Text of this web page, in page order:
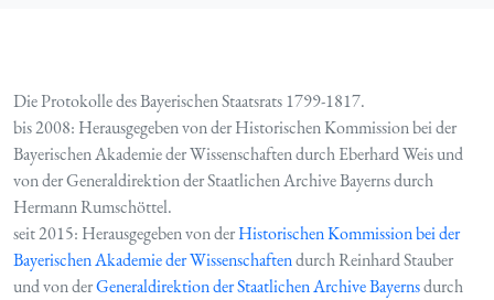
Die Protokolle des Bayerischen Staatsrats 1799-1817.
bis 2008: Herausgegeben von der Historischen Kommission bei der
Bayerischen Akademie der Wissenschaften durch Eberhard Weis und
von der Generaldirektion der Staatlichen Archive Bayerns durch
Hermann Rumschöttel.
seit 2015: Herausgegeben von derHistorischen Kommission bei der
Bayerischen Akademie der Wissenschaftendurch Reinhard Stauber
und von derGeneraldirektion der Staatlichen Archive Bayernsdurch